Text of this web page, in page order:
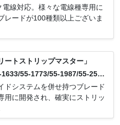
1513/45-1654/45-181/45-160
45-1774/45-1939/ 55-17
2500/55-1987/45-1611/45-2
55-2543/45-2542/45-2544/45-
45-2811/45-2775/55-2775/4
45-187/55-5560/45-188/55-
45-1159/45-1302/45-1610/4
55-2901/45-1609/45-1523/45
55-1633/45-1925/45-1924/4
電線対応。様々な電線種専用に
レードが100種類以上ございま
ートストリップマスター」
55-1773/55-1987/55-254
2685/55-2687/55-2693/55-27
55-2824/55-2901/55-2902/55-2
55-2905/55-2906/55-2933/55-
55-3002/55-1500-1/55-1633-
ドシステムを併せ持つブレード
用に開発され、確実にストリッ